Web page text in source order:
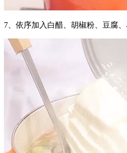
7、依序加入白醋、胡椒粉、豆腐